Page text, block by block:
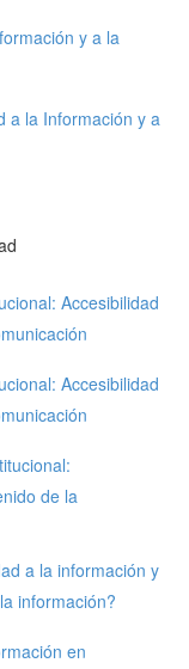
y a la
a la Información y a
Accesibilidad
Accesibilidad
de la
a la información y
información?
en